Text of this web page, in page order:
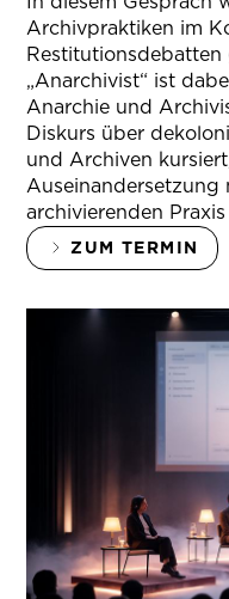
Archivpraktiken im
„Anarchivist“ ist
Anarchie und
Diskurs über
und Archiven
Auseinandersetzung
archivierenden
ZUM TERMIN